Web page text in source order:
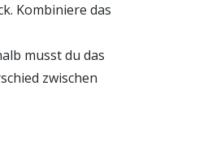
Kombiniere das
musst du das
zwischen